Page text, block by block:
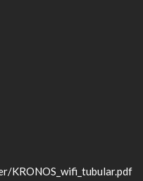
KRONOS_wifi_tubular.pdf